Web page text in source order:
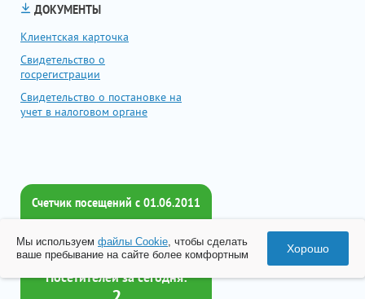
ДОКУМЕНТЫ
Клиентская карточка
Свидетельство о
госрегистрации
Свидетельство о постановке на
учет в налоговом органе
Счетчик посещений c 01.06.2011
Всего посетителей:
2017394
Посетителей за сегодня:
Мы используем файлы Cookie, чтобы сделать
ваше пребывание на сайте более комфортным
Хорошо